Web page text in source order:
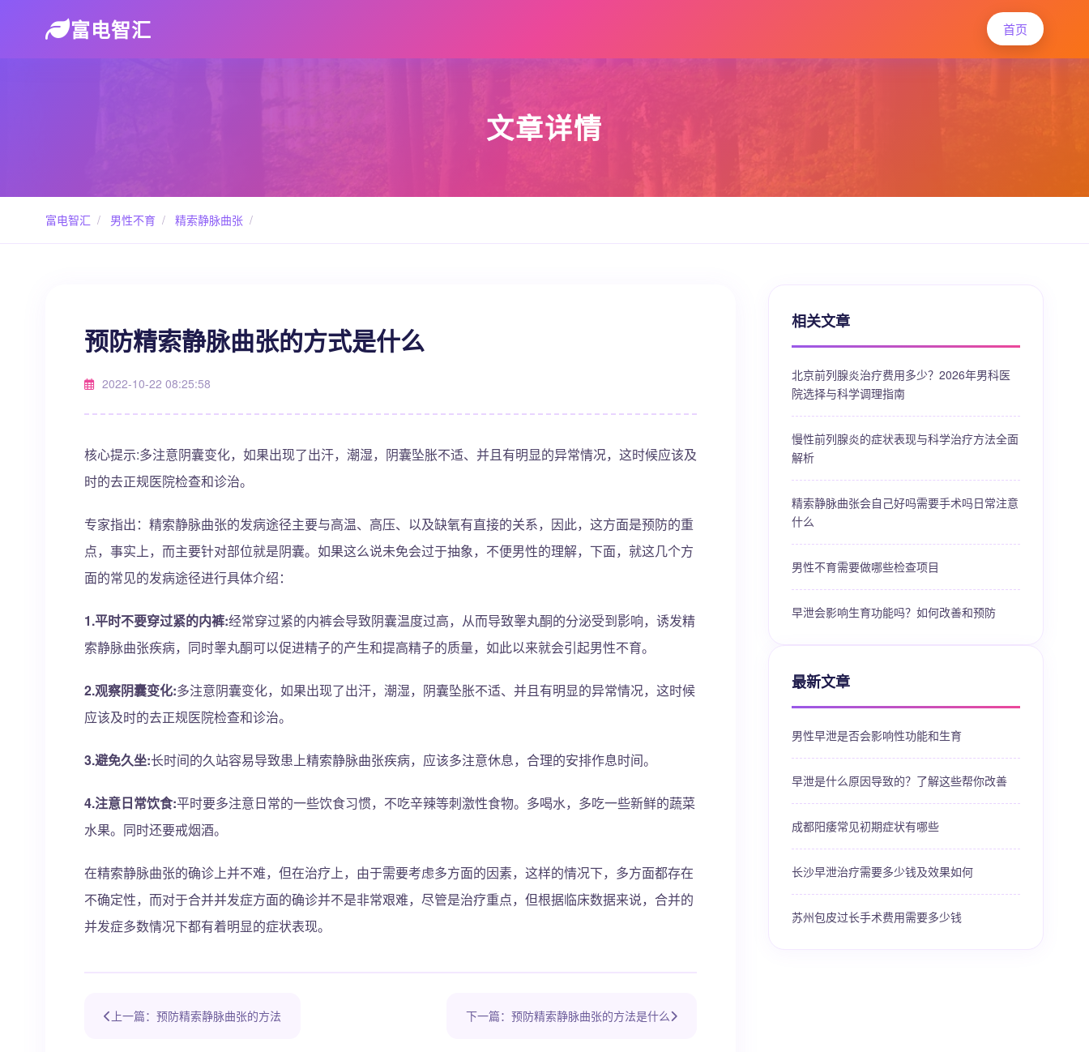
富电智汇 首页
文章详情
富电智汇 / 男性不育 / 精索静脉曲张 /
预防精索静脉曲张的方式是什么
2022-10-22 08:25:58
核心提示:多注意阴囊变化，如果出现了出汗，潮湿，阴囊坠胀不适、并且有明显的异常情况，这时候应该及
时的去正规医院检查和诊治。
专家指出：精索静脉曲张的发病途径主要与高温、高压、以及缺氧有直接的关系，因此，这方面是预防的重
点，事实上，而主要针对部位就是阴囊。如果这么说未免会过于抽象，不便男性的理解，下面，就这几个方
面的常见的发病途径进行具体介绍：
1.平时不要穿过紧的内裤:经常穿过紧的内裤会导致阴囊温度过高，从而导致睾丸酮的分泌受到影响，诱发精
索静脉曲张疾病，同时睾丸酮可以促进精子的产生和提高精子的质量，如此以来就会引起男性不育。
2.观察阴囊变化:多注意阴囊变化，如果出现了出汗，潮湿，阴囊坠胀不适、并且有明显的异常情况，这时候
应该及时的去正规医院检查和诊治。
3.避免久坐:长时间的久站容易导致患上精索静脉曲张疾病，应该多注意休息，合理的安排作息时间。
4.注意日常饮食:平时要多注意日常的一些饮食习惯，不吃辛辣等刺激性食物。多喝水，多吃一些新鲜的蔬菜
水果。同时还要戒烟酒。
在精索静脉曲张的确诊上并不难，但在治疗上，由于需要考虑多方面的因素，这样的情况下，多方面都存在
不确定性，而对于合并并发症方面的确诊并不是非常艰难，尽管是治疗重点，但根据临床数据来说，合并的
并发症多数情况下都有着明显的症状表现。
上一篇：预防精索静脉曲张的方法 下一篇：预防精索静脉曲张的方法是什么
相关文章
北京前列腺炎治疗费用多少？2026年男科医
院选择与科学调理指南
慢性前列腺炎的症状表现与科学治疗方法全面
解析
精索静脉曲张会自己好吗需要手术吗日常注意
什么
男性不育需要做哪些检查项目
早泄会影响生育功能吗？如何改善和预防
最新文章
男性早泄是否会影响性功能和生育
早泄是什么原因导致的？了解这些帮你改善
成都阳痿常见初期症状有哪些
长沙早泄治疗需要多少钱及效果如何
苏州包皮过长手术费用需要多少钱